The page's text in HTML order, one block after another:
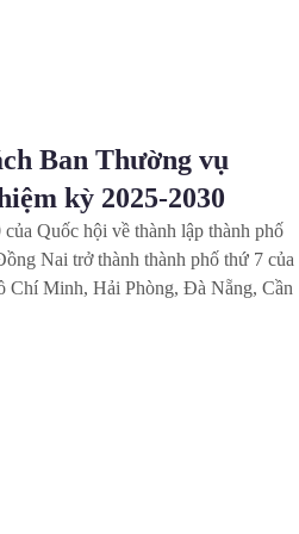
Ban Thường vụ
kỳ 2025-2030
của Quốc hội về thành lập thành
Đồng Nai trở thành thành phố thứ
phố Hồ Chí Minh, Hải Phòng, Đà